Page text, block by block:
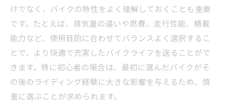
けでなく、バイクの特性をよく理解しておくことも重要
です。たとえば、排気量の違いや燃費、走行性能、積載
能力など、使用目的に合わせてバランスよく選択するこ
とで、より快適で充実したバイクライフを送ることがで
きます。特に初心者の場合は、最初に選んだバイクがそ
の後のライディング経験に大きな影響を与えるため、慎
重に選ぶことが求められます。